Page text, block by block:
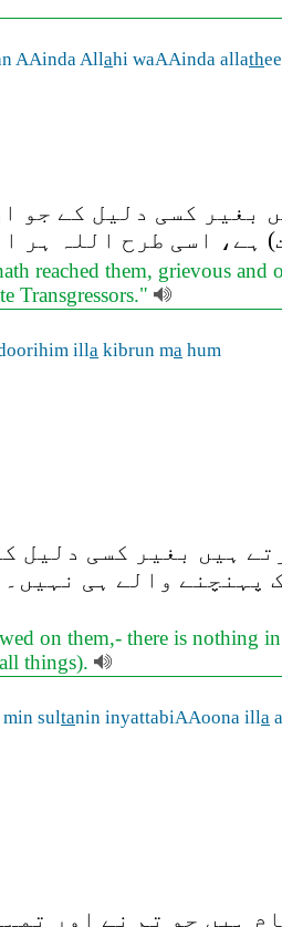
AAinda Allahi waAAinda allath
بغیر کسی دلیل کے جو
ہے، اسی طرح اللہ ہر
reached them, grievous
Transgressors."
illa kibrun ma hum
ہیں بغیر کسی دلیل
پہنچنے والے ہی
on them,- there is nothing
things).
min sultanin inyattabiAAoona illa a
ہیں جو تم نے اور